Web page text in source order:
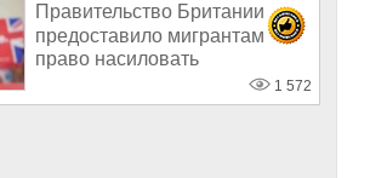
Правительство Британии
предоставило мигрантам
право насиловать
1 572